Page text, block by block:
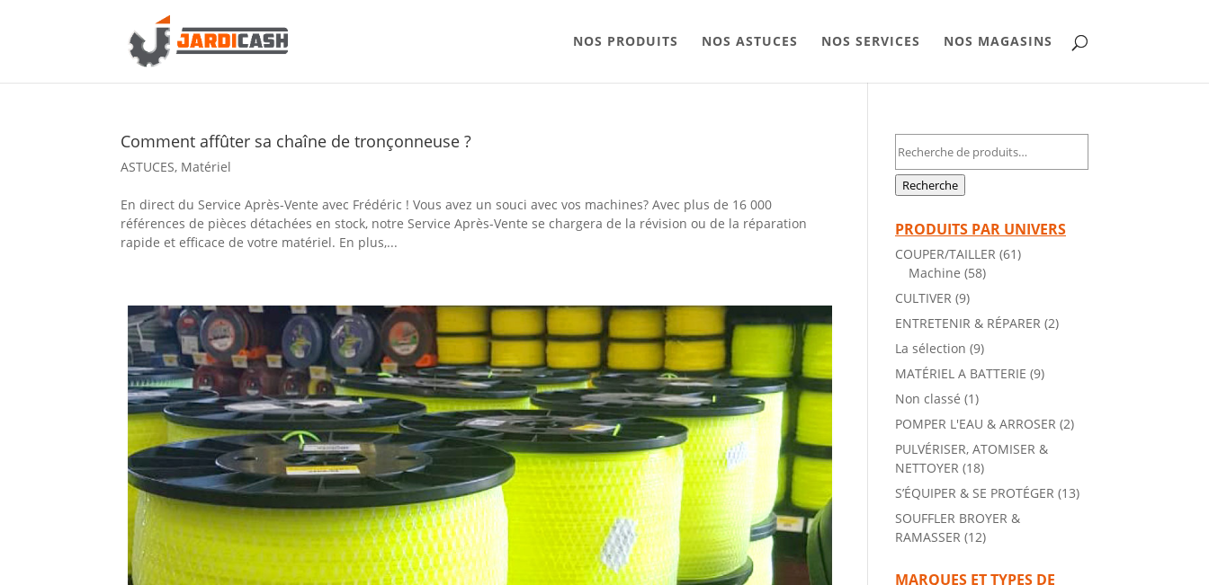
NOS PRODUITS NOS ASTUCES NOS SERVICES NOS MAGASINS
Comment affûter sa chaîne de tronçonneuse ?
ASTUCES, Matériel
En direct du Service Après-Vente avec Frédéric ! Vous avez un souci avec vos machines? Avec plus de 16 000
références de pièces détachées en stock, notre Service Après-Vente se chargera de la révision ou de la réparation
rapide et efficace de votre matériel. En plus,...
pour :
Recherche
PRODUITS PAR UNIVERS
COUPER/TAILLER (61)
Machine (58)
CULTIVER (9)
ENTRETENIR & RÉPARER (2)
La sélection (9)
MATÉRIEL A BATTERIE (9)
Non classé (1)
POMPER L'EAU & ARROSER (2)
PULVÉRISER, ATOMISER &
NETTOYER (18)
S’ÉQUIPER & SE PROTÉGER (13)
SOUFFLER BROYER &
RAMASSER (12)
MARQUES ET TYPES DE